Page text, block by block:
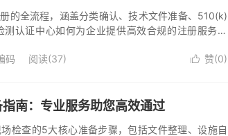
的全流程，涵盖分类确认、技术文件准备、510(k)
认证中心如何为企业提供高效合规的注册服务支
 赞(0)
码 阅读(37)
南：专业服务助您高效通过
检查的5大核心准备步骤，包括文件整理、设施自